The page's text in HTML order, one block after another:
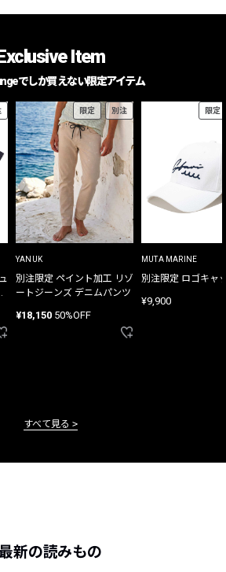
Item
でしか買えない限定アイテム
限定 別注
YANUK
別注限定 ペイント加工 リゾ
ートジーンズ デニムパンツ
¥18,150 50%OFF
限定
MUTA MARINE
別注限定 ロゴキャ
¥9,900
すべて見る
新の読みもの